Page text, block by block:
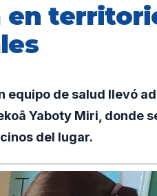
equipo de salud llevó
Yaboty Miri, donde
del lugar.